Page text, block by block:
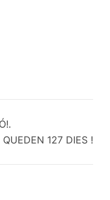
QUEDEN 127 DIES !